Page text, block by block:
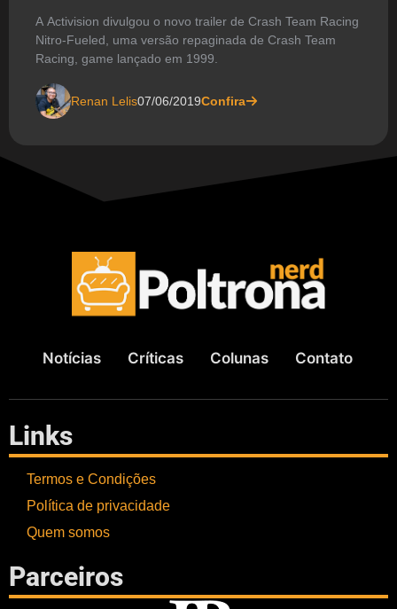
A Activision divulgou o novo trailer de Crash Team Racing
Nitro-Fueled, uma versão repaginada de Crash Team
Racing, game lançado em 1999.
Renan Lelis07/06/2019Confira
Notícias Críticas Colunas Contato
Links
Termos e Condições
Política de privacidade
Quem somos
Parceiros